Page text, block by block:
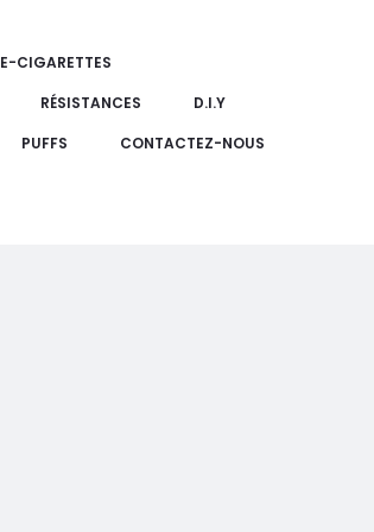
E-CIGARETTES
RÉSISTANCES
D.I.Y
PUFFS
CONTACTEZ-NOUS